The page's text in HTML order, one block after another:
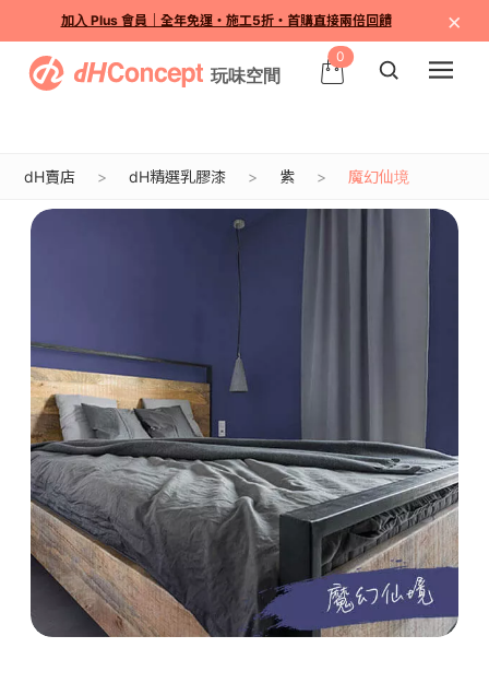
加入 Plus 會員｜全年免運・施工5折・首購直接兩倍回饋 ×
0
dH賣店 dH精選乳膠漆 紫 魔幻仙境